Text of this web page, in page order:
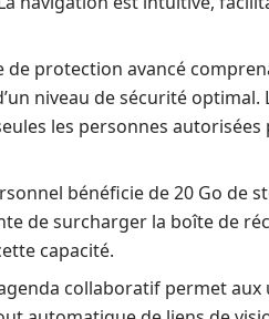
de protection avancé
niveau de sécurité optimal.
les personnes autorisées
bénéficie de 20 Go de
de surcharger la boîte de
capacité.
agenda collaboratif permet